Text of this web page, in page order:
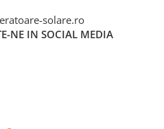
solare.ro
NE IN SOCIAL MEDIA